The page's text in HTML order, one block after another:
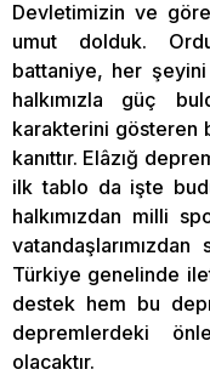
Devletimizin ve
umut dolduk.
battaniye, her şeyini
halkımızla güç
karakterini gösteren
kanıttır. Elâzığ
ilk tablo da işte
halkımızdan milli
vatandaşlarımızdan
Türkiye genelinde
destek hem bu
depremlerdeki
olacaktır.